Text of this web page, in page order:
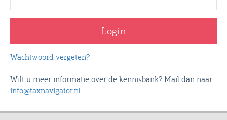
Wachtwoord vergeten?
Wilt u meer informatie over de kennisbank? Mail dan naar:
info@taxnavigator.nl